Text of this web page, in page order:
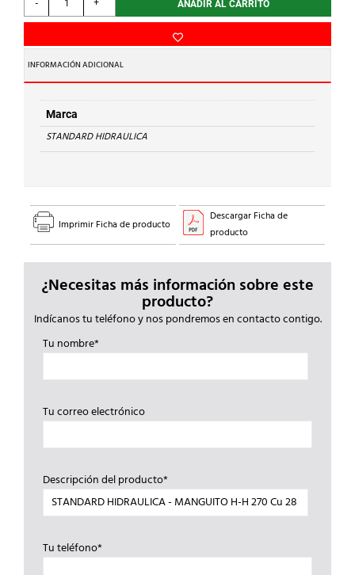
-
HIDRAULICA
MANGUITO
H-
H
270
Cu
28
cantidad
+ AÑADIR AL CARRITO
INFORMACIÓN ADICIONAL
Marca
STANDARD HIDRAULICA
Imprimir Ficha de producto
Descargar Ficha de
producto
¿Necesitas más información sobre este
producto?
Indícanos tu teléfono y nos pondremos en contacto contigo.
Tu nombre*
Tu correo electrónico
Descripción del producto*
Tu teléfono*